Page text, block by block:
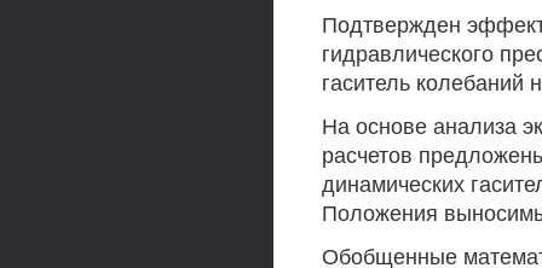
Подтвержден
гидравлического
гаситель колебаний
На основе анализа
расчетов
динамических
Положения
Обобщенные